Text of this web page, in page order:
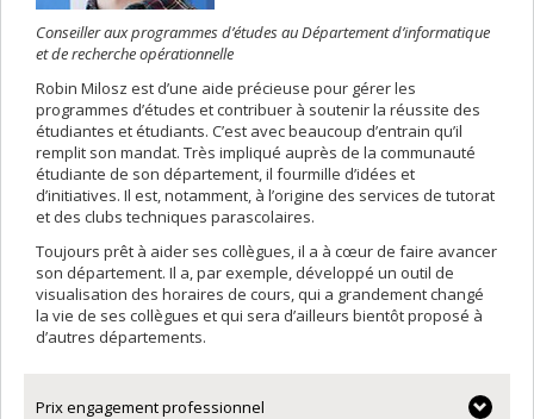
Conseiller aux programmes d’études au Département d’informatique
et de recherche opérationnelle
Robin Milosz est d’une aide précieuse pour gérer les
programmes d’études et contribuer à soutenir la réussite des
étudiantes et étudiants. C’est avec beaucoup d’entrain qu’il
remplit son mandat. Très impliqué auprès de la communauté
étudiante de son département, il fourmille d’idées et
d’initiatives. Il est, notamment, à l’origine des services de tutorat
et des clubs techniques parascolaires.
Toujours prêt à aider ses collègues, il a à cœur de faire avancer
son département. Il a, par exemple, développé un outil de
visualisation des horaires de cours, qui a grandement changé
la vie de ses collègues et qui sera d’ailleurs bientôt proposé à
d’autres départements.
Prix engagement professionnel